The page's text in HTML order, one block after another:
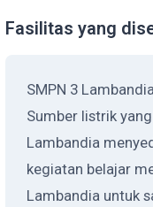
Fasilitas yang
SMPN 3
Sumber listrik
Lambandia
kegiatan belajar
Lambandia untuk